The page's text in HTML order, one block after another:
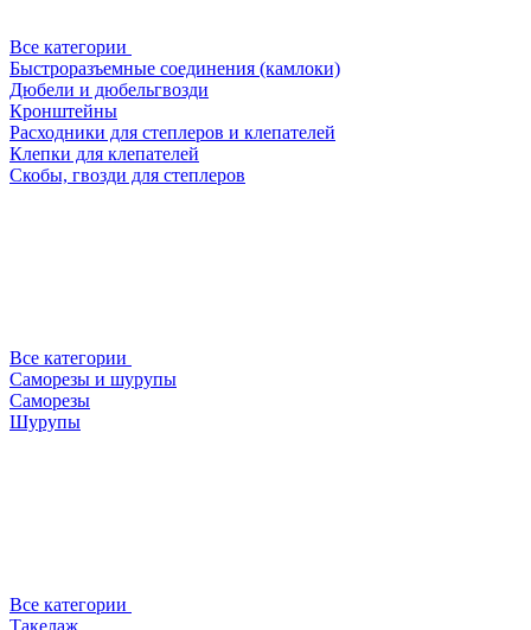
Все категории
Быстроразъемные соединения (камлоки)
Дюбели и дюбельгвозди
Кронштейны
Расходники для степлеров и клепателей
Клепки для клепателей
Скобы, гвозди для степлеров
Все категории
Саморезы и шурупы
Саморезы
Шурупы
Все категории
Такелаж